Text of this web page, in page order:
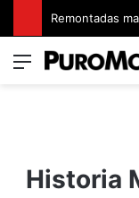
Menú
Historia